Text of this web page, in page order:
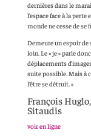
dernières dans le
l’espace face à la
monde ne cesse de se
Demeure un espoir de
loin. Le « je » parle
déplacements
suite possible. Mais à
l’être se détruit. »
François
Sitaudis
voir en ligne